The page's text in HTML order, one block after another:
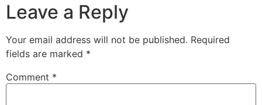
Leave a Reply
Your email address will not be published. Required
fields are marked *
Comment *